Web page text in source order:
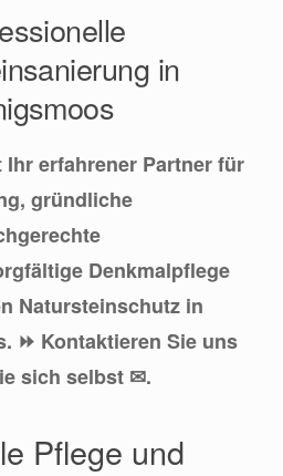
in
erfahrener Partner für
gründliche
Denkmalpflege
Natursteinschutz in
⏩ Kontaktieren Sie uns
sich selbst ✉.
Pflege und